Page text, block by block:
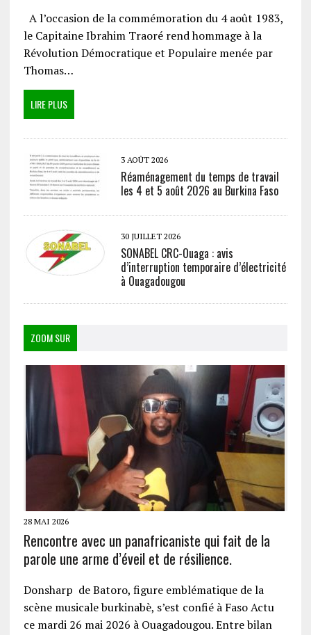
A l’occasion de la commémoration du 4 août 1983,
le Capitaine Ibrahim Traoré rend hommage à la
Révolution Démocratique et Populaire menée par
Thomas…
LIRE PLUS
3 AOÛT 2026
Réaménagement du temps de travail
les 4 et 5 août 2026 au Burkina Faso
30 JUILLET 2026
SONABEL CRC-Ouaga : avis
d’interruption temporaire d’électricité
à Ouagadougou
ZOOM SUR
28 MAI 2026
Rencontre avec un panafricaniste qui fait de la
parole une arme d’éveil et de résilience.
Donsharp de Batoro, figure emblématique de la
scène musicale burkinabè, s’est confié à Faso Actu
ce mardi 26 mai 2026 à Ouagadougou. Entre bilan